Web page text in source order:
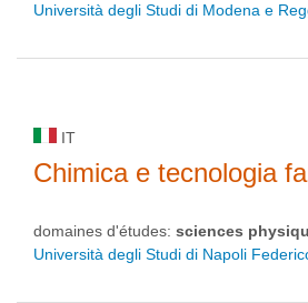
Università degli Studi di Modena e
IT
Chimica e tecnologia
domaines d'études: sciences
Università degli Studi di Napoli